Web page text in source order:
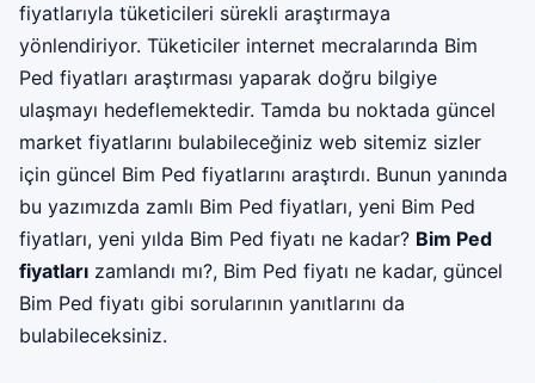
fiyatlarıyla tüketicileri sürekli araştırmaya
yönlendiriyor. Tüketiciler internet mecralarında Bim
Ped fiyatları araştırması yaparak doğru bilgiye
ulaşmayı hedeflemektedir. Tamda bu noktada güncel
market fiyatlarını bulabileceğiniz web sitemiz sizler
için güncel Bim Ped fiyatlarını araştırdı. Bunun yanında
bu yazımızda zamlı Bim Ped fiyatları, yeni Bim Ped
fiyatları, yeni yılda Bim Ped fiyatı ne kadar? Bim Ped
fiyatları zamlandı mı?, Bim Ped fiyatı ne kadar, güncel
Bim Ped fiyatı gibi sorularının yanıtlarını da
bulabileceksiniz.